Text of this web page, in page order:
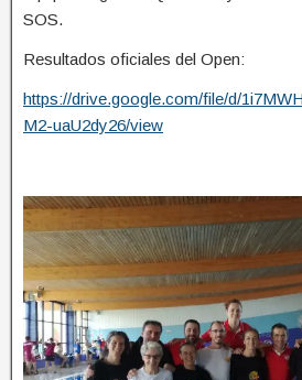
SOS.
Resultados oficiales del Open:
https://drive.google.com/file/d/
M2-uaU2dy26/view